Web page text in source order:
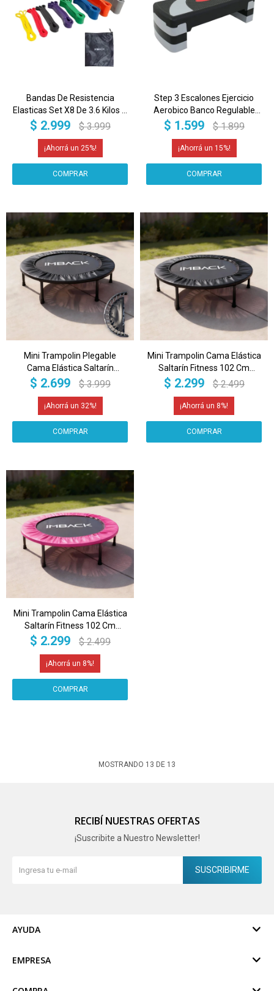
Bandas De Resistencia
Elasticas Set X8 De 3.6 Kilos A
157 Kilos Entrenamiento Gym
$ 2.999 $ 3.999
25
Step 3 Escalones Ejercicio
Aerobico Banco Regulable
Funcional Gimnasia Gym
$ 1.599 $ 1.899
15
Mini Trampolin Plegable
Cama Elástica Saltarín
Fitness 102 Cm IMBACK Color
$ 2.699 $ 3.999
32
Mini Trampolin Cama Elástica
Saltarín Fitness 102 Cm
IMBACK Color Negro
$ 2.299 $ 2.499
8
Mini Trampolin Cama Elástica
Saltarín Fitness 102 Cm
IMBACK Color Rosa
$ 2.299 $ 2.499
8
MOSTRANDO 13 DE 13
RECIBÍ NUESTRAS OFERTAS
¡Suscribite a Nuestro Newsletter!
SUSCRIBIRME
AYUDA
EMPRESA